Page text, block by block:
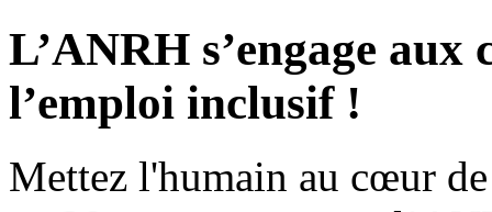
L’ANRH s’engage
l’emploi inclusif !
Mettez l'humain au cœur